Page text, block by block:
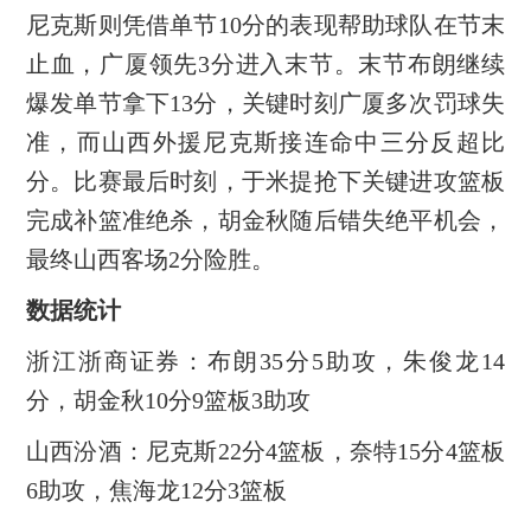
尼克斯则凭借单节10分的表现帮助球队在节末
止血，广厦领先3分进入末节。末节布朗继续
爆发单节拿下13分，关键时刻广厦多次罚球失
准，而山西外援尼克斯接连命中三分反超比
分。比赛最后时刻，于米提抢下关键进攻篮板
完成补篮准绝杀，胡金秋随后错失绝平机会，
最终山西客场2分险胜。
数据统计
浙江浙商证券：布朗35分5助攻，朱俊龙14
分，胡金秋10分9篮板3助攻
山西汾酒：尼克斯22分4篮板，奈特15分4篮板
6助攻，焦海龙12分3篮板